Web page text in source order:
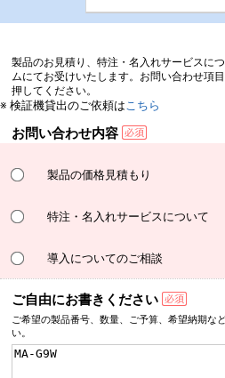
製品のお見積り、特注・名入れサービスに
ムにてお受けいたします。お問い合わせ項
押してください。
※ 検証機貸出のご依頼は こちら
お問い合わせ内容
製品の価格見積もり
特注・名入れサービスについて
導入についてのご相談
ご自由にお書きください
ご希望の製品番号、数量、 ご予算、希望納期な
い。